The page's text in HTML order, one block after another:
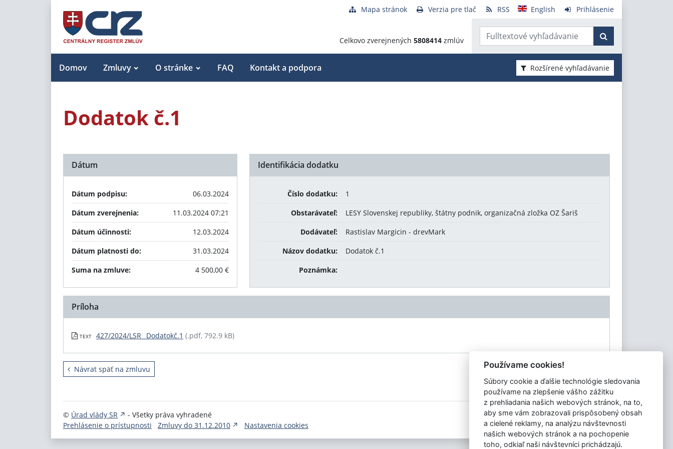
Mapa stránok Verzia pre tlač RSS English Prihlásenie
Celkovo zverejnených 5808414 zmlúv
Domov Zmluvy O stránke FAQ Kontakt a podpora Rozšírené vyhľadávanie
Dodatok č.1
Identifikácia dodatku
Číslo dodatku:
1
Obstarávateľ:
LESY Slovenskej republiky, štátny podnik, organizačná zložka OZ Šariš
Dodávateľ:
Rastislav Margicin - drevMark
Názov dodatku:
Dodatok č.1
Poznámka:
Dátum
Dátum podpisu:
06.03.2024
Dátum zverejnenia:
11.03.2024 07:21
Dátum účinnosti:
12.03.2024
Dátum platnosti do:
31.03.2024
Suma na zmluve:
4 500,00 €
Príloha
TEXT 427/2024/LSR_ Dodatokč.1 (.pdf, 792.9 kB)
Návrat späť na zmluvu
© Úrad vlády SR
- Všetky práva vyhradené
Prehlásenie o prístupnosti
Zmluvy do 31.12.2010 Nastavenia cookies
Tvorba stránok
: Aglo Solutions
Redakčný systém
: SysCom
Používame cookies!
Súbory cookie a ďalšie technológie sledovania
používame na zlepšenie vášho zážitku
z prehliadania našich webových stránok, na to,
aby sme vám zobrazovali prispôsobený obsah
a cielené reklamy, na analýzu návštevnosti
našich webových stránok a na pochopenie
toho, odkiaľ naši návštevníci prichádzajú.